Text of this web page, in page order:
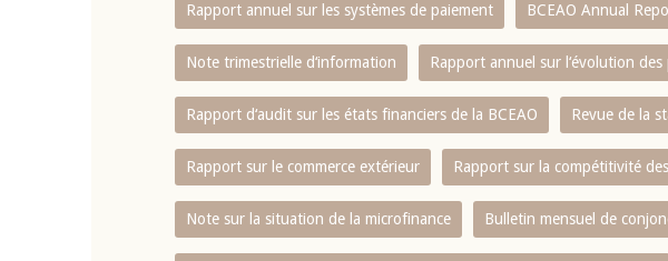
Rapport annuel sur les systèmes de paiement BCEAO Annual
Note trimestrielle d‘information Rapport annuel sur l‘évolution
Rapport d‘audit sur les états financiers de la BCEAO Revue de la
Rapport sur le commerce extérieur Rapport sur la compétitivité
Note sur la situation de la microfinance Bulletin mensuel de